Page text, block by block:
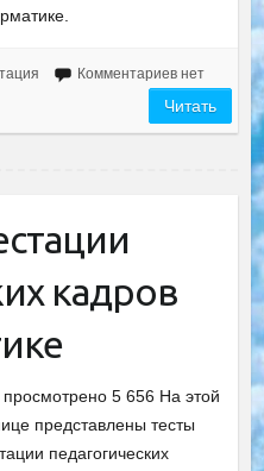
Комментариев нет
Читать
кадров
5 656 На этой
представлены тесты
педагогических